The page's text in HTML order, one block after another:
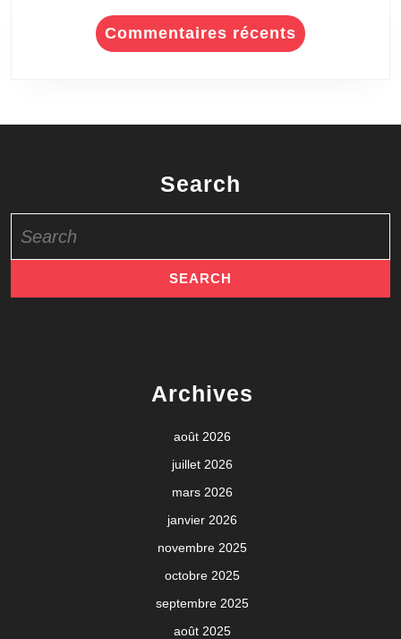
Commentaires récents
Search
for:
Archives
août 2026
juillet 2026
mars 2026
janvier 2026
novembre 2025
octobre 2025
septembre 2025
août 2025